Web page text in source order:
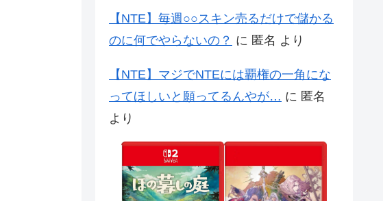
【NTE】毎週○○スキン売るだけで儲かる
のに何でやらないの？ に 匿名 より
【NTE】マジでNTEには覇権の一角にな
ってほしいと願ってるんやが… に 匿名
より